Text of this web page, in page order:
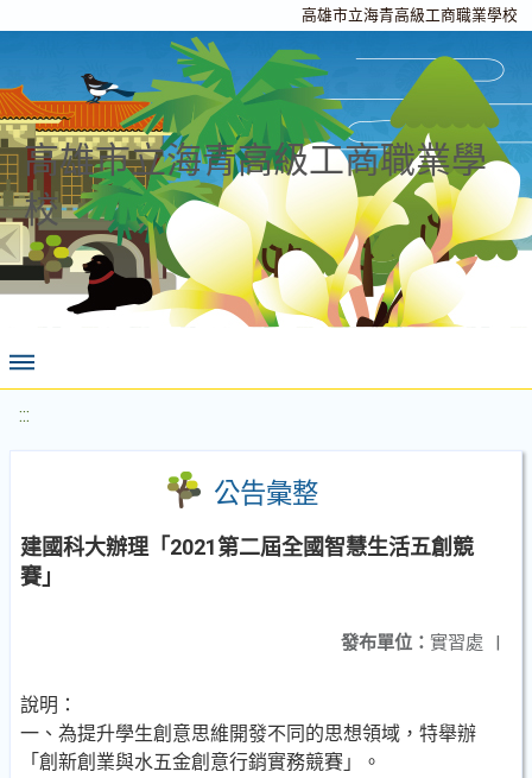
高雄市立海青高級工商職業學校
高雄市立海青高級工商職業學
校
:::
公告彙整
建國科大辦理「2021第二屆全國智慧生活五創競
賽」
發布單位： 實習處 |
說明：
一、為提升學生創意思維開發不同的思想領域，特舉辦
「創新創業與水五金創意行銷實務競賽」。